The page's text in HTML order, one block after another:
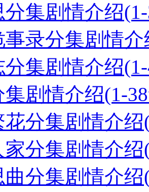
集剧情介绍
事录分集剧情
分集剧情介绍
集剧情介绍(1-
分集剧情介
分集剧情介
分集剧情介